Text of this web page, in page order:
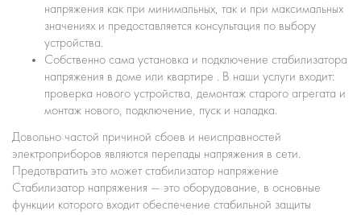
напряжения как при минимальных, так и при максимальных
значениях и предоставляется консультация по выбору
устройства.
Собственно сама установка и подключение стабилизатора
напряжения в доме или квартире . В наши услуги входит:
проверка нового устройства, демонтаж старого агрегата и
монтаж нового, подключение, пуск и наладка.
Довольно частой причиной сбоев и неисправностей
электроприборов являются перепады напряжения в сети.
Предотвратить это может стабилизатор напряжение
Стабилизатор напряжения — это оборудование, в основные
функции которого входит обеспечение стабильной защиты